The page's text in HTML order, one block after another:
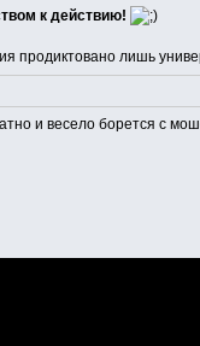
к действию!
продиктовано лишь
и весело борется с